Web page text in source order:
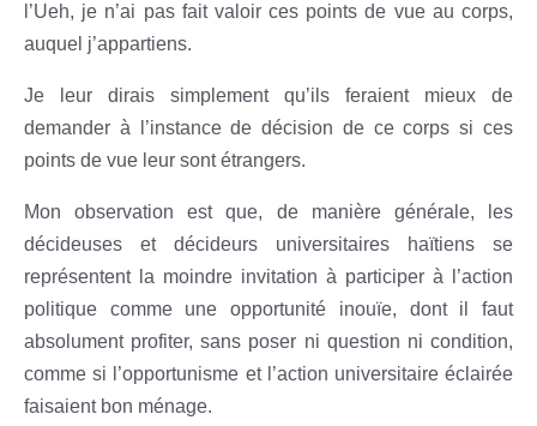
l’Ueh, je n’ai pas fait valoir ces points de vue au corps,
auquel j’appartiens.
Je leur dirais simplement qu’ils feraient mieux de
demander à l’instance de décision de ce corps si ces
points de vue leur sont étrangers.
Mon observation est que, de manière générale, les
décideuses et décideurs universitaires haïtiens se
représentent la moindre invitation à participer à l’action
politique comme une opportunité inouïe, dont il faut
absolument profiter, sans poser ni question ni condition,
comme si l’opportunisme et l’action universitaire éclairée
faisaient bon ménage.